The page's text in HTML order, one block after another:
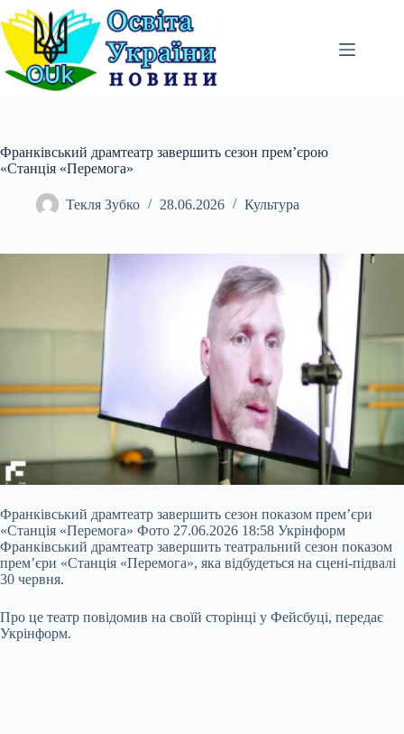
Перейти
до
вмісту
Франківський драмтеатр завершить сезон прем’єрою
«Станція «Перемога»
Текля Зубко 28.06.2026 Культура
Франківський драмтеатр завершить сезон показом прем’єри
«Станція «Перемога» Фото 27.06.2026 18:58 Укрінформ
Франківський драмтеатр завершить театральний сезон показом
прем’єри «Станція «Перемога», яка відбудеться на сцені-підвалі
30 червня.
Про це театр повідомив на своїй сторінці у Фейсбуці, передає
Укрінформ.